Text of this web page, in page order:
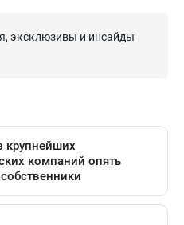
эксклюзивы и инсайды